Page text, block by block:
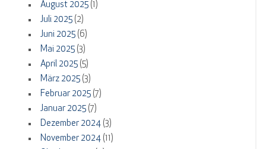
August 2025(1)
Juli 2025(2)
Juni 2025(6)
Mai 2025(3)
April 2025(5)
März 2025(3)
Februar 2025(7)
Januar 2025(7)
Dezember 2024(3)
November 2024(11)